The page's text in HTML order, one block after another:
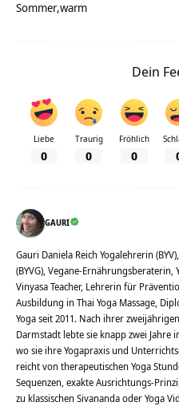
Sommer warm
Dein
Liebe
0
Traurig
0
Fröhlich
0
GAURI
Gauri Daniela Reich Yogalehrerin
(BYVG), Vegane-
Vinyasa Teacher, Lehrerin für
Ausbildung in Thai Yoga Massage,
Yoga seit 2011. Nach ihrer
Darmstadt lebte sie knapp zwei Jahre
wo sie ihre Yogapraxis und
reicht von therapeutischen Yoga
Sequenzen, exakte Ausrichtungs-
zu klassischen Sivananda oder Yoga